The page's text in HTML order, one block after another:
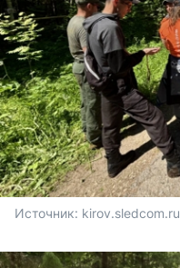
Источник: kirov.sledcom.ru